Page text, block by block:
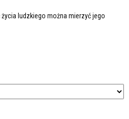
ludzkiego można mierzyć jego